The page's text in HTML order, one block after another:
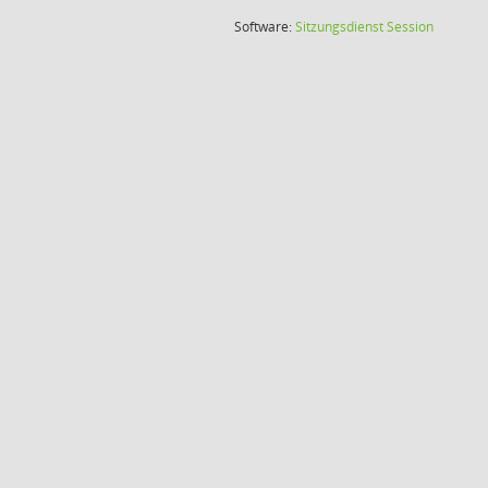
Software:SitzungsdienstSession(Wird in